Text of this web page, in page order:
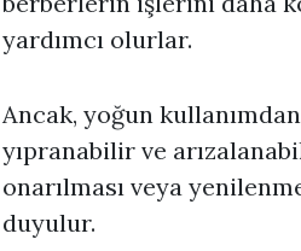
yardımcı olurlar.
Ancak, yoğun
yıpranabilir ve
onarılması veya
duyulur.